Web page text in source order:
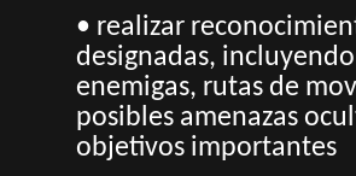
• realizar
designadas,
enemigas, rutas de
posibles amenazas
objetivos importantes